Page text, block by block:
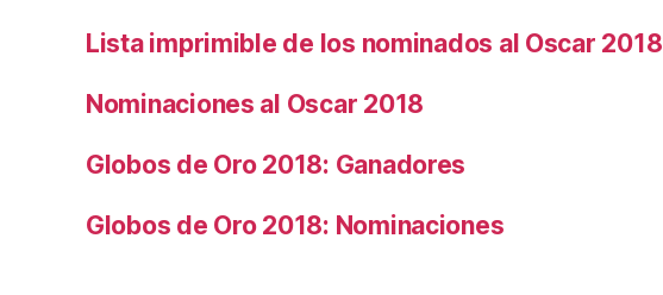
Lista imprimible de los nominados al Oscar 2018
Nominaciones al Oscar 2018
Globos de Oro 2018: Ganadores
Globos de Oro 2018: Nominaciones